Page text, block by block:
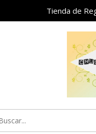
Tienda de